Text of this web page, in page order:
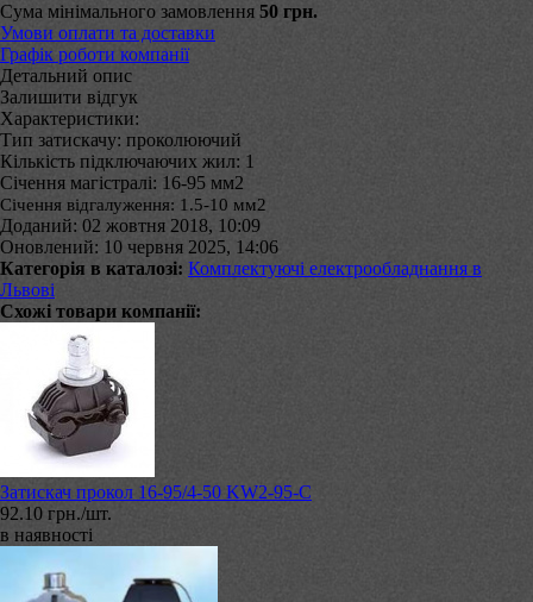
Сума мінімального замовлення 50 грн.
Умови оплати та доставки
Графік роботи компанії
Детальний опис
Залишити відгук
Характеристики:
Тип затискачу: проколюючий
Кількість підключаючих жил: 1
Січення магістралі: 16-95 мм2
Січення відгалуження: 1.5-10 мм2
Доданий: 02 жовтня 2018, 10:09
Оновлений: 10 червня 2025, 14:06
Категорія в каталозі: Комплектуючі електрообладнання в
Львові
Схожі товари компанії:
Затискач прокол 16-95/4-50 KW2-95-C
92.10 грн./шт.
в наявності